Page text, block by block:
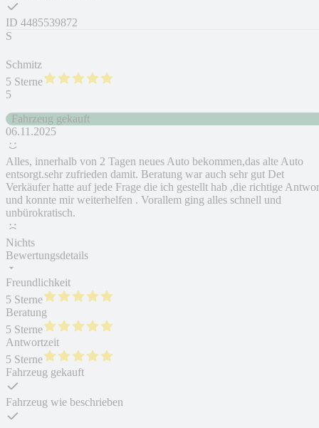
ID 4485539872
S
Schmitz
5 Sterne
5
Fahrzeug gekauft
06.11.2025
Alles, innerhalb von 2 Tagen neues Auto bekommen,das alte Auto
entsorgt.sehr zufrieden damit. Beratung war auch sehr gut Det
Verkäufer hatte auf jede Frage die ich gestellt hab ,die richtige
und konnte mir weiterhelfen . Vorallem ging alles schnell und
unbürokratisch.
Nichts
Bewertungsdetails
Freundlichkeit
5 Sterne
Beratung
5 Sterne
Antwortzeit
5 Sterne
Fahrzeug gekauft
Fahrzeug wie beschrieben